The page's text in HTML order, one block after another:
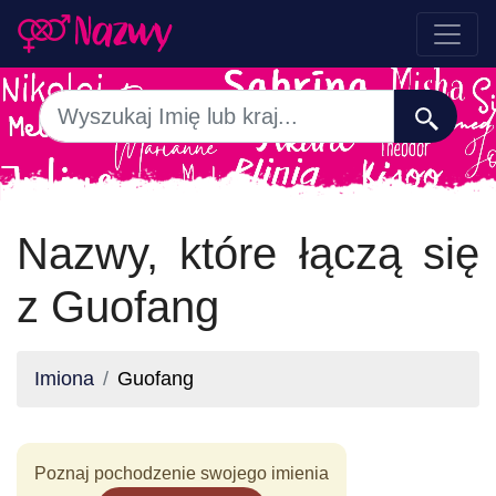
Nazwy, które łączą się
z Guofang
Imiona Guofang
Poznaj pochodzenie swojego imienia